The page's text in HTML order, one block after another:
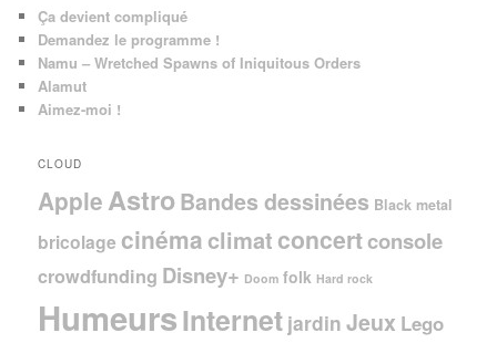
Ça devient compliqué
Demandez le programme !
Namu – Wretched Spawns of Iniquitous Orders
Alamut
Aimez-moi !
CLOUD
Apple AstroBandes dessinées Black metal
bricolage cinéma climat concertconsole
crowdfunding Disney+ Doom folk Hard rock
HumeursInternet jardin Jeux Lego